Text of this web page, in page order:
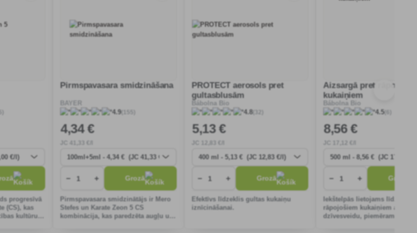
progresīvā
(CS), kas
kultūru
Pirmspavasara smidzināšana
BAYER
4.9(155)
4,34 €
− + Grozā
Pirmspavasara smidzinātājs ir Mero
Stefes un Karate Zeon 5 CS
kombinācija, kas paredzēta augļu un
PROTECT aerosols pret
gultasblusām
Bábolna Bio
4.8(32)
5,13 €
12
− + Grozā
Efektīvs līdzeklis gultas kukaiņu
iznīcināšanai.
Aizsargā pret
kukaiņiem
Bábolna Bio
4.5(6)
8,56 €
,12 €/l
− + Grozā
Iekštelpās lietojams līdzeklis
rāpojošiem kukaiņiem ar
dzīvesveidu, piemēram,